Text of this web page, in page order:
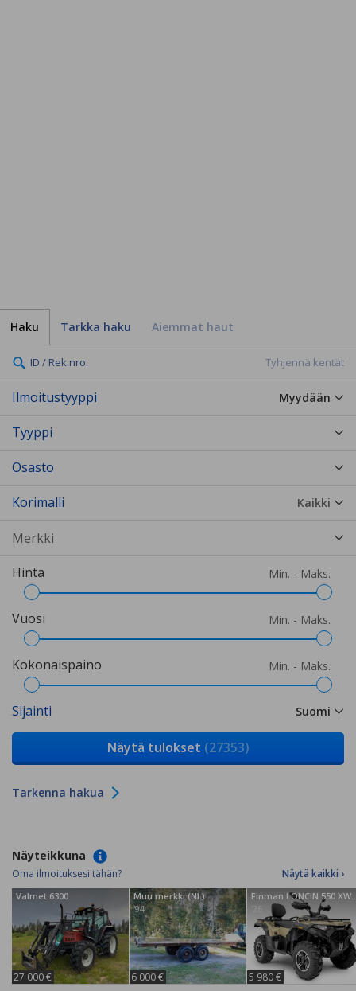
Haku Tarkka haku Aiemmat haut
Tyhjennä kentät
ID / Rek.nro.
Myydään
Ilmoitustyyppi
Tyyppi
Osasto
Kaikki
Korimalli
Min. - Maks.
Hinta
Min. - Maks.
Vuosi
Min. - Maks.
Kokonaispaino
Suomi
Sijainti
Näytä tulokset (27353)
Tarkenna hakua
Näyteikkuna
Oma ilmoituksesi tähän? Näytä kaikki ›
Valmet 6300
27 000 €
Muu merkki (NL)
'94
6 000 €
'26
5 980 €